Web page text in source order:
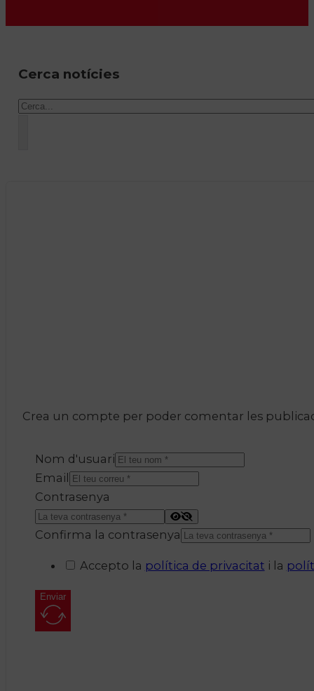
Cerca notícies
Cercar
Crea un compte per poder comentar les
Nom d'usuari
Email
Contrasenya
Confirma la contrasenya
Accepto la política de privacitat i la
Enviar